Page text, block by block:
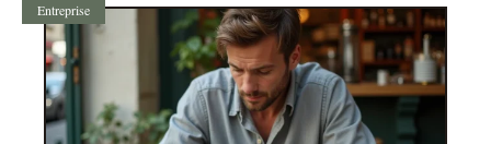
Entreprise